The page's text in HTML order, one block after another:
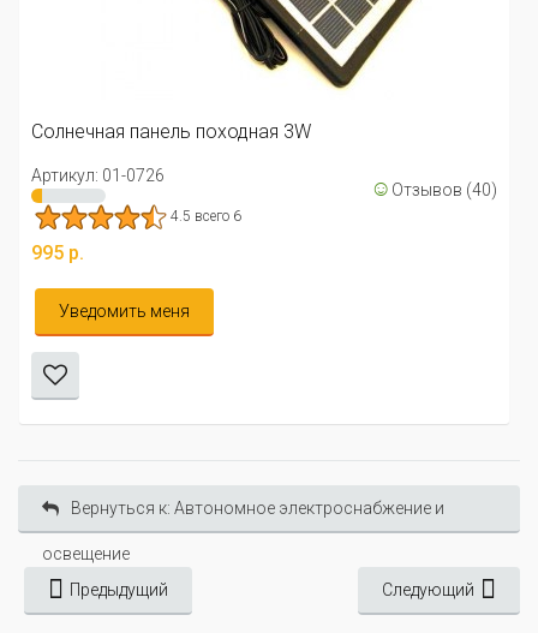
Солнечная панель походная 3W
Артикул: 01-0726 ☺ Отзывов (40)
4.5 всего 6
995 р.
Уведомить меня
Вернуться к: Автономное электроснабжение и
освещение
Предыдущий
Следующий